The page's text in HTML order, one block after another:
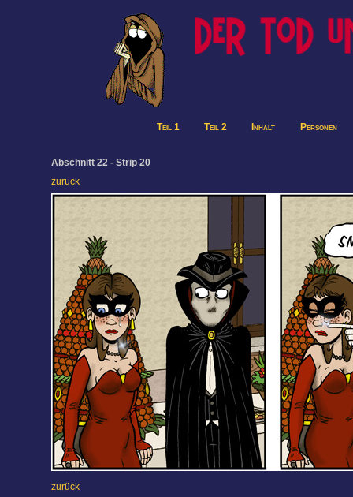
Teil 1 Teil 2 Inhalt Personen
Abschnitt 22 - Strip 20
zurück
zurück